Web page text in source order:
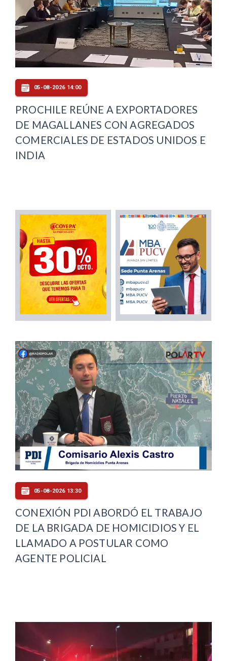
05-08-2026 14:00
PROCHILE REÚNE A EXPORTADORES
DE MAGALLANES CON AGREGADOS
COMERCIALES DE ESTADOS UNIDOS E
INDIA
05-08-2026 13:30
CONEXIÓN PDI ABORDÓ EL TRABAJO
DE LA BRIGADA DE HOMICIDIOS Y EL
LLAMADO A POSTULAR COMO
AGENTE POLICIAL